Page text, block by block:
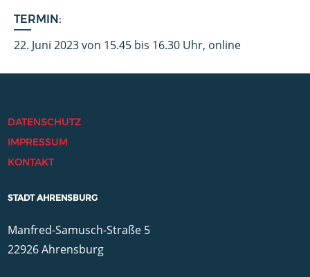
TERMIN:
22. Juni 2023 von 15.45 bis 16.30 Uhr, online
DATENSCHUTZ
IMPRESSUM
KONTAKT
STADT AHRENSBURG
Manfred-Samusch-Straße 5
22926 Ahrensburg